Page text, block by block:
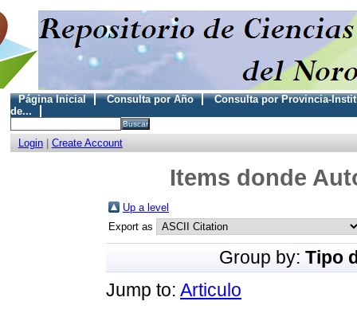
Página Inicial Consulta por Año
Consulta por Provincia-
de...
Login| Create Account
Items donde
Up a level
Export as
Group by: Tipo
Jump to: Articulo